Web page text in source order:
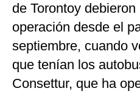
de Torontoy
operación desde el
septiembre, cuando
que tenían los
Consettur, que ha